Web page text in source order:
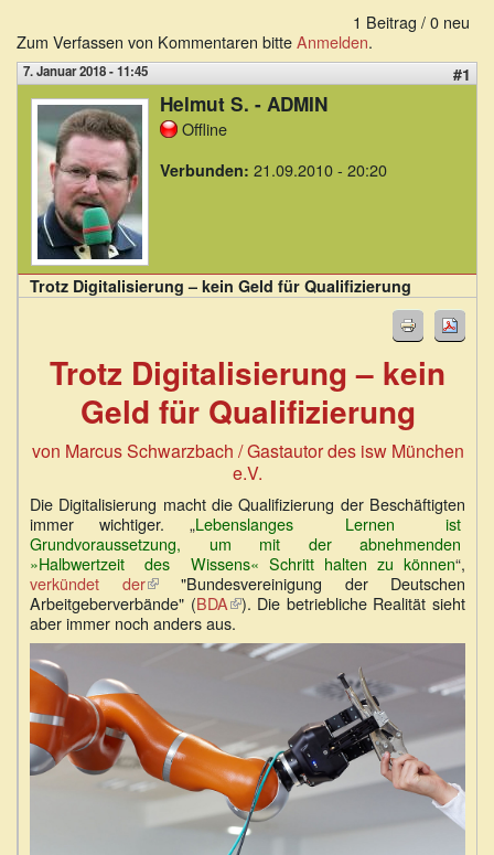
1 Beitrag / 0 neu
Zum Verfassen von Kommentaren bitteAnmelden.
7. Januar 2018 - 11:45 #1
Helmut S. - ADMIN
Offline
Verbunden: 21.09.2010 - 20:20
Trotz Digitalisierung – kein Geld für Qualifizierung
Trotz Digitalisierung – kein
Geld für Qualifizierung
von Marcus Schwarzbach / Gastautor des isw München
e.V.
Die Digitalisierung macht die Qualifizierung der Beschäftigten
immer wichtiger. „Lebenslanges Lernen ist
Grundvoraussetzung, um mit der abnehmenden
»Halbwertzeit des Wissens« Schritt halten zu können“,
verkündet der(Link
ist
extern)
"Bundesvereinigung der Deutschen
Arbeitgeberverbände" (BDA(Link
ist
extern)
). Die betriebliche Realität sieht
aber immer noch anders aus.